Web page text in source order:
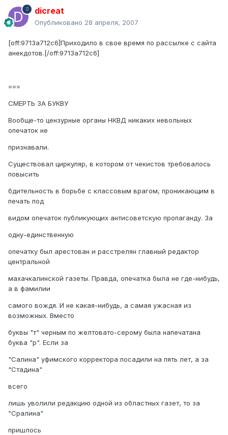
dicreat
Опубликовано 28 апреля, 2007
[off:9713a712c6]Приходило в свое время по рассылке с сайта
анекдотов.[/off:9713a712c6]
===
СМЕРТЬ ЗА БУКВУ
Вообще-то цензурные органы НКВД никаких невольных
опечаток не
признавали.
Существовал циркуляр, в котором от чекистов требовалось
повысить
бдительность в борьбе с классовым врагом, проникающим в
печать под
видом опечаток публикующих антисоветскую пропаганду. За
одну-единственную
опечатку был арестован и расстрелян главный редактор
центральной
махачкалинской газеты. Правда, опечатка была не где-нибудь,
а в фамилии
самого вождя. И не какая-нибудь, а самая ужасная из
возможных. Вместо
буквы "т" черным по желтовато-серому была напечатана
буква "р". Если за
"Салина" уфимского корректора посадили на пять лет, а за
"Стадина"
всего
лишь уволили редакцию одной из областных газет, то за
"Сралина"
пришлось